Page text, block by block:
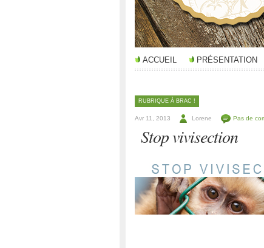
ACCUEIL PRÉSENTATION
RUBRIQUE À BRAC !
Avr 11, 2013 Lorene Pas de
Stop vivisection